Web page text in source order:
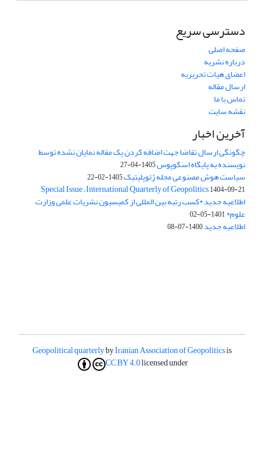
دسترسی سریع
صفحه اصلی
درباره نشریه
اعضای هیات تحریریه
ارسال مقاله
تماس با ما
نقشه سایت
آخرین اخبار
چگونگی ارسال تقاضا جهت اضافه کردن یک مقاله نمایان نشده توسط
نویسنده به پایگاه اسکوپوس1405-04-27
سیاست هوش مصنوعی مجله ژئوپلیتیک1405-02-22
Special Issue – International Quarterly of Geopolitics1404-09-21
اطلاعیه جدید *کسب رتبه بین المللی از کمیسیون نشریات علمی وزارت
علوم*1401-05-02
اطلاعیه جدید1400-07-08
Geopolitical quarterlybyIranian Association of Geopoliticsis
licensed under
CC BY 4.0